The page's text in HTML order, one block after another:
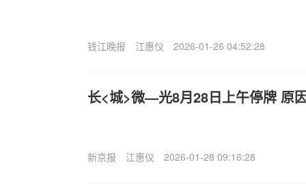
钱江晚报 江惠仪 2026-01-26 04:52:28
长<城>微—光8月28日上午停牌 原
新京报 江惠仪 2026-01-28 09:16:28